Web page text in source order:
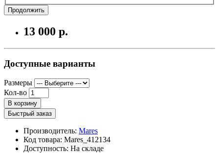
Продолжить
13 000 р.
Доступные варианты
Размеры
Кол-во
В корзину
Быстрый заказ
Производитель: Mares
Код товара: Mares_412134
Доступность: На складе